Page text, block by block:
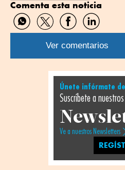
Comenta esta noticia
Compartir
por
WhatsApp
Compartir
por
Twitter
Compartir
por
Facebook
Compartir
por
Linkedin
Ver comentarios
Únete infórmate
Suscríbete a nuestros
Ve a nuestros Newsletters